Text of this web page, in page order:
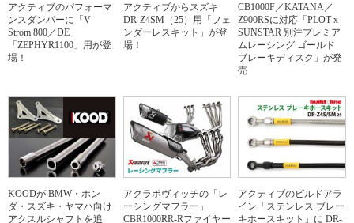
アクティブのパフォーマ
ンスダンパーに「V-
Strom 800／DE」
「ZEPHYR1100」用が登
場！
アクティブからスズキ
DR-Z4SM（25）用「フェ
ンダーレスキット」が登
場！
CB1000F／KATANA／
Z900RSに対応「PLOT x
SUNSTAR 別注プレミア
ムレーシング ゴールド
ブレーキディスク」が発
売
KOODが BMW・ホン
ダ・スズキ・ヤマハ向け
アクスルシャフトを追
アクラポヴィッチの「レ
ーシングマフラー」
CBR1000RR-Rファイヤー
アクティブのビルドアラ
イン「ステンレス ブレー
キホースキット」に DR-